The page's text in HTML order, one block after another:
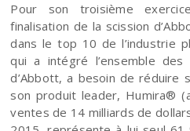
Pour son troisième
finalisation de la scission
dans le top 10 de l’industrie
qui a intégré l’ensemble des
d’Abbott, a besoin de réduire
son produit leader, Humira®
ventes de 14 milliards de